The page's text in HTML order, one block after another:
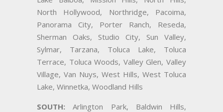
North Hollywood, Northridge, Pacoima,
Panorama City, Porter Ranch, Reseda,
Sherman Oaks, Studio City, Sun Valley,
Sylmar, Tarzana, Toluca Lake, Toluca
Terrace, Toluca Woods, Valley Glen, Valley
Village, Van Nuys, West Hills, West Toluca
Lake, Winnetka, Woodland Hills
SOUTH: Arlington Park, Baldwin Hills,